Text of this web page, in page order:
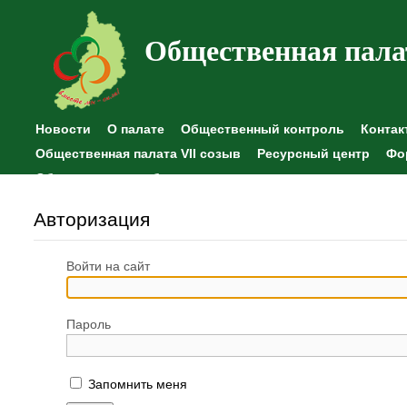
Общественная
Новости О палате Общественный контроль
Общественная палата VII созыв
Ресурсный центр
Общественные наблюдения
Авторизация
Войти на сайт
Пароль
Запомнить меня